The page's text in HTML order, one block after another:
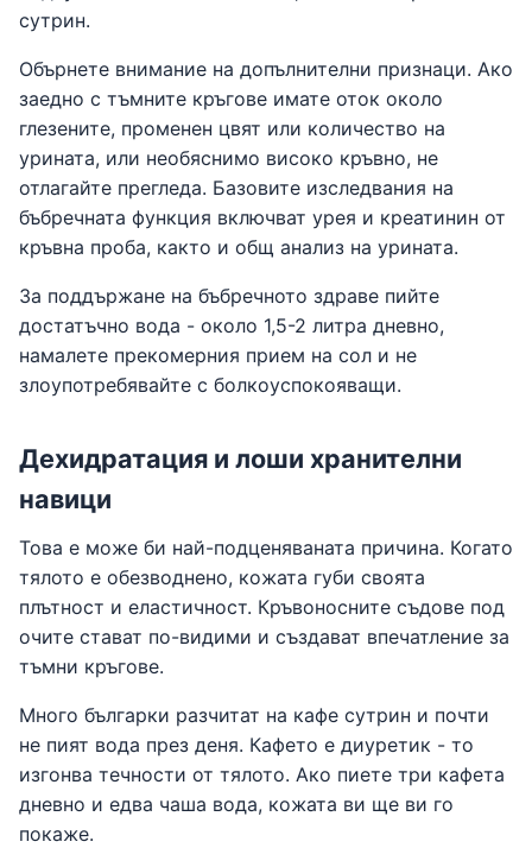
сутрин.
Обърнете внимание на допълнителни признаци. Ако
заедно с тъмните кръгове имате оток около
глезените, променен цвят или количество на
урината, или необяснимо високо кръвно, не
отлагайте прегледа. Базовите изследвания на
бъбречната функция включват урея и креатинин от
кръвна проба, както и общ анализ на урината.
За поддържане на бъбречното здраве пийте
достатъчно вода - около 1,5-2 литра дневно,
намалете прекомерния прием на сол и не
злоупотребявайте с болкоуспокояващи.
Дехидратация и лоши хранителни
навици
Това е може би най-подценяваната причина. Когато
тялото е обезводнено, кожата губи своята
плътност и еластичност. Кръвоносните съдове под
очите стават по-видими и създават впечатление за
тъмни кръгове.
Много българки разчитат на кафе сутрин и почти
не пият вода през деня. Кафето е диуретик - то
изгонва течности от тялото. Ако пиете три кафета
дневно и едва чаша вода, кожата ви ще ви го
покаже.